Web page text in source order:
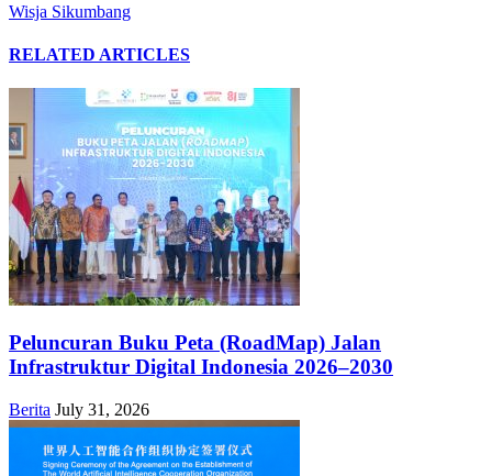
Wisja Sikumbang
RELATED ARTICLES
Peluncuran Buku Peta (RoadMap) Jalan
Infrastruktur Digital Indonesia 2026–2030
Berita July 31, 2026